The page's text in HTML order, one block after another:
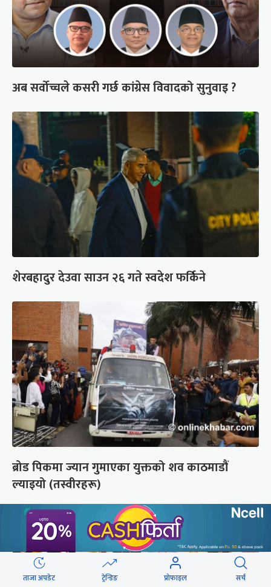
अब सर्वोच्चले कसरी गर्छ कांग्रेस विवादको सुनुवाइ ?
शेरबहादुर देउवा साउन २६ गते स्वदेश फर्किने
ब्रोड पिकमा ज्यान गुमाएका युक्तको शव काठमाडौं
ल्याइयो (तस्वीरहरू)
ताजा अपडेट ट्रेन्डिङ प्रोफाइल सर्च